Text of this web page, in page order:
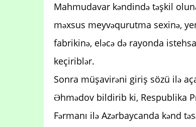
Mahmudavar kəndində təşkil
məxsus meyvəqurutma sexinə,
fabrikinə, eləcə də rayonda
keçiriblər.
Sonra müşavirəni giriş sözü ilə
Əhmədov bildirib ki, Respublika
Fərmanı ilə Azərbaycanda kənd